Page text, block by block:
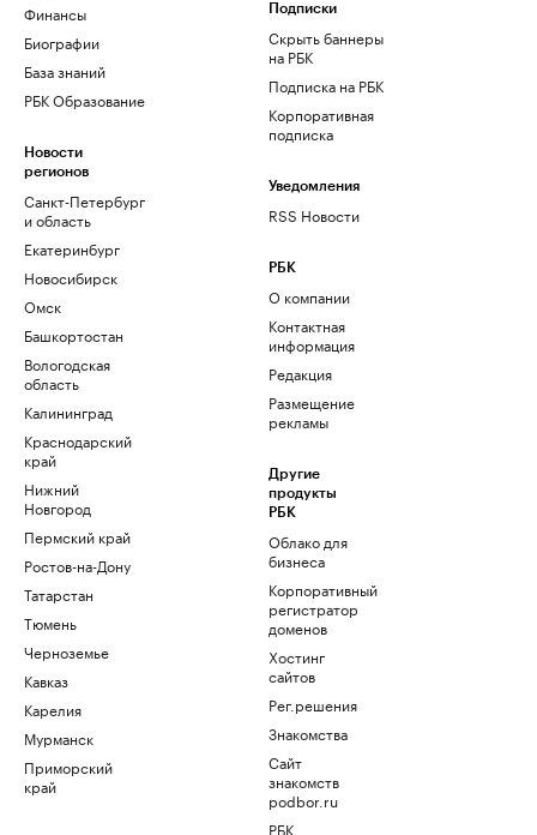
Финансы
Биографии
База знаний
РБК Образование
Новости
регионов
Санкт-Петербург
и область
Екатеринбург
Новосибирск
Омск
Башкортостан
Вологодская
область
Калининград
Краснодарский
край
Нижний
Новгород
Пермский край
Ростов-на-Дону
Татарстан
Тюмень
Черноземье
Кавказ
Карелия
Мурманск
Приморский
край
Подписки
Скрыть баннеры
на РБК
Подписка на РБК
Корпоративная
подписка
Уведомления
RSS Новости
РБК
О компании
Контактная
информация
Редакция
Размещение
рекламы
Другие
продукты
РБК
Облако для
бизнеса
Корпоративный
регистратор
доменов
Хостинг
сайтов
Рег.решения
Знакомства
Сайт
знакомств
podbor.ru
РБК